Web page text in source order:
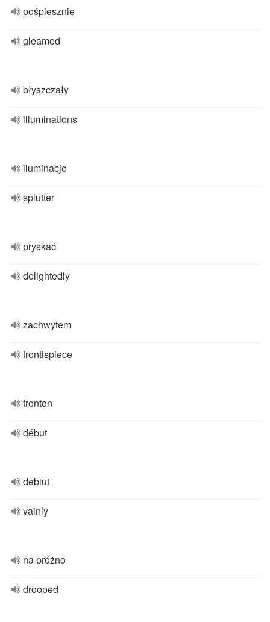
pośpiesznie
gleamed
błyszczały
illuminations
iluminacje
splutter
pryskać
delightedly
zachwytem
frontispiece
fronton
début
debiut
vainly
na próżno
drooped